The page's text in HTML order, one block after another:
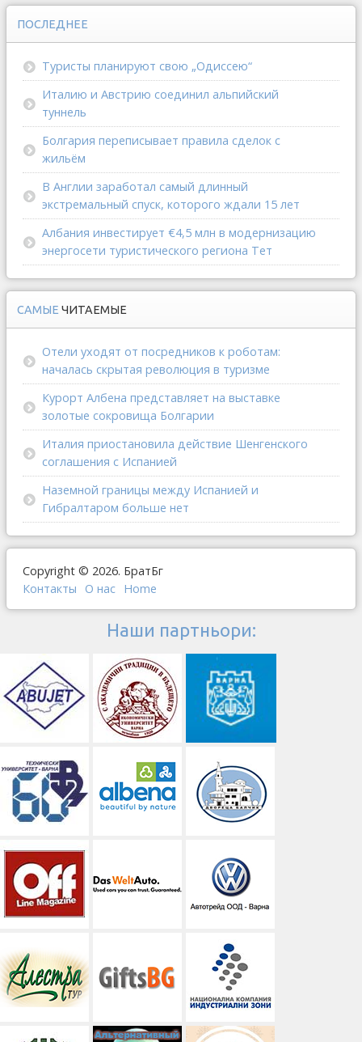
ПОСЛЕДНЕЕ
Туристы планируют свою „Одиссею“
Италию и Австрию соединил альпийский
туннель
Болгария переписывает правила сделок с
жильём
В Англии заработал самый длинный
экстремальный спуск, которого ждали 15 лет
Албания инвестирует €4,5 млн в модернизацию
энергосети туристического региона Тет
САМЫЕ ЧИТАЕМЫЕ
Отели уходят от посредников к роботам:
началась скрытая революция в туризме
Курорт Албена представляет на выставке
золотые сокровища Болгарии
Италия приостановила действие Шенгенского
соглашения с Испанией
Наземной границы между Испанией и
Гибралтаром больше нет
Copyright © 2026. БратБг
Контакты
О наc Home
Наши партньори: